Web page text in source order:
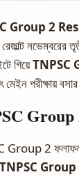
Group 2
নভেম্বরের
গিয়েTNPSC
মেইন পরীক্ষায়
Group
Group 2 ফলাফল
TNPSC